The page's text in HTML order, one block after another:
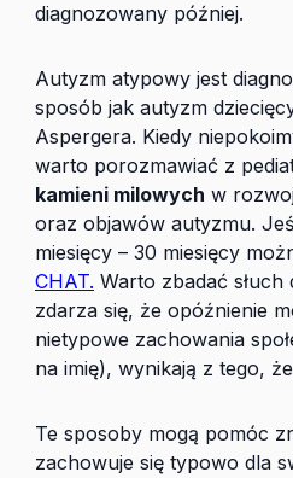
diagnozowany później.
Autyzm atypowy jest
sposób jak autyzm
Aspergera. Kiedy
warto porozmawiać z
kamieni milowych w
oraz objawów autyzmu.
miesięcy – 30 miesięcy
CHAT. Warto zbadać
zdarza się, że opóźnienie
nietypowe zachowania
na imię), wynikają z tego,
Te sposoby mogą pomóc
zachowuje się typowo dla